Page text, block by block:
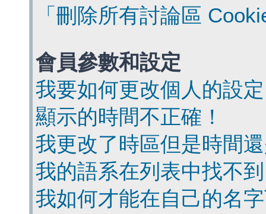
「刪除所有討論區
會員參數和設定
我要如何更改個人的設
顯示的時間不正確！
我更改了時區但是時間
我的語系在列表中找不
我如何才能在自己的名